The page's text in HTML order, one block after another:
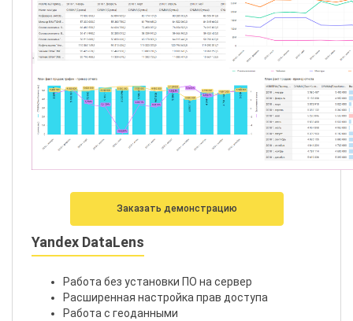
Заказать демонстрацию
Yandex DataLens
Работа без установки ПО на сервер
Расширенная настройка прав доступа
Работа с геоданными